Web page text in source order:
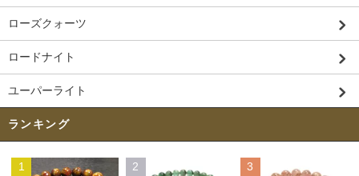
ローズクォーツ
ロードナイト
ユーパーライト
ランキング
1 2 3